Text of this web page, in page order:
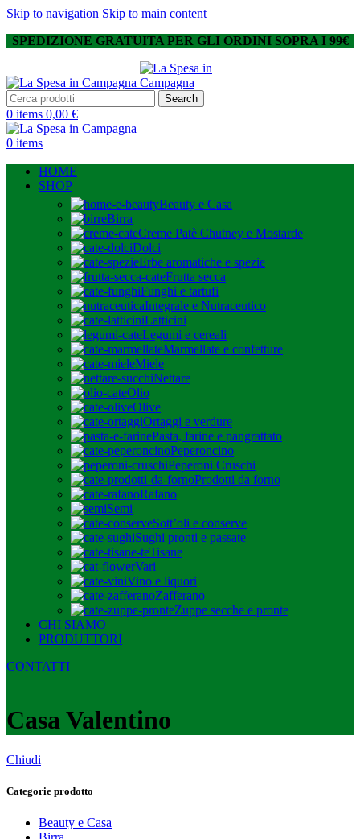
Skip to navigation Skip to main content
SPEDIZIONE GRATUITA PER GLI ORDINI SOPRA I 99€
Search
0 items 0,00 €
0 items
HOME
SHOP
Beauty e Casa
Birra
Creme Patè Chutney e Mostarde
Dolci
Erbe aromatiche e spezie
Frutta secca
Funghi e tartufi
Integrale e Nutraceutico
Latticini
Legumi e cereali
Marmellate e confetture
Miele
Nettare
Olio
Olive
Ortaggi e verdure
Pasta, farine e pangrattato
Peperoncino
Peperoni Cruschi
Prodotti da forno
Rafano
Semi
Sott’oli e conserve
Sughi pronti e passate
Tisane
Vari
Vino e liquori
Zafferano
Zuppe secche e pronte
CHI SIAMO
PRODUTTORI
CONTATTI
Casa Valentino
Chiudi
Categorie prodotto
Beauty e Casa